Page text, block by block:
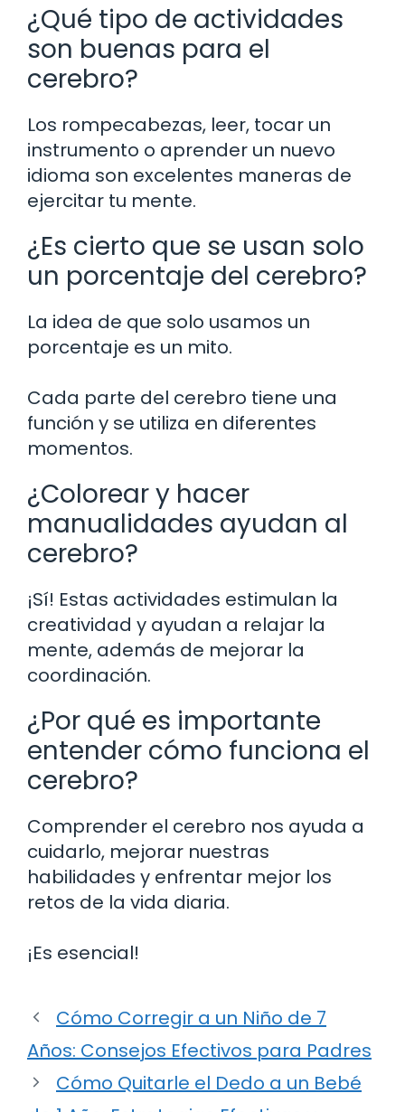
¿Qué tipo de actividades
son buenas para el
cerebro?
Los rompecabezas, leer, tocar un
instrumento o aprender un nuevo
idioma son excelentes maneras de
ejercitar tu mente.
¿Es cierto que se usan solo
un porcentaje del cerebro?
La idea de que solo usamos un
porcentaje es un mito.
Cada parte del cerebro tiene una
función y se utiliza en diferentes
momentos.
¿Colorear y hacer
manualidades ayudan al
cerebro?
¡Sí! Estas actividades estimulan la
creatividad y ayudan a relajar la
mente, además de mejorar la
coordinación.
¿Por qué es importante
entender cómo funciona el
cerebro?
Comprender el cerebro nos ayuda a
cuidarlo, mejorar nuestras
habilidades y enfrentar mejor los
retos de la vida diaria.
¡Es esencial!
Cómo Corregir a un Niño de 7
Años: Consejos Efectivos para Padres
Cómo Quitarle el Dedo a un Bebé